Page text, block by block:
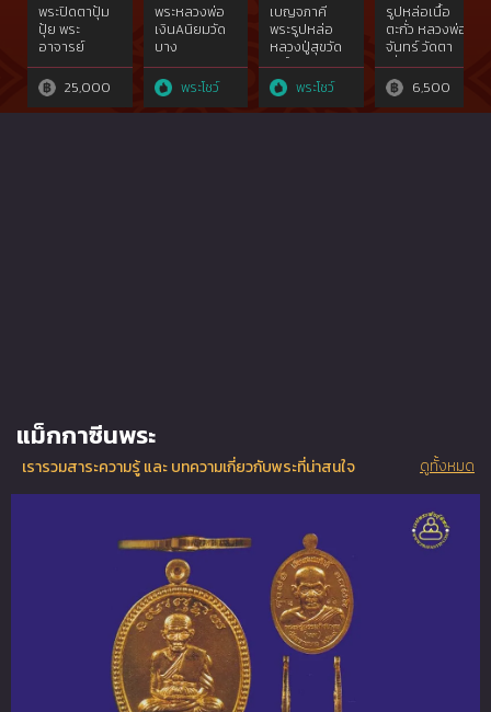
พระปิดตาปุ้ม
ปุ้ย พระ
อาจารย์
อดิเรก วัด
หนองทราย
25,000
พระหลวงพ่อ
เงินAนิยมวัด
บาง
คลานฯ,องค์
ที่2จอบยุค
ต้น๒๔๕๐
จ.พิจิตรที่ไม่
พระโชว์
เบญจภาคี
พระรูปหล่อ
หลวงปู่สุขวัด
โพธิ์ทรายทอง
รุ่นแรก เนื้อ
เงิน ปี2498-
03พิมพ์
พระโชว์
รูปหล่อเนื้อ
ตะกั่ว หลวงพ่อ
จันทร์ วัดตา
เจี่ย
6,500
แม็กกาซีนพระ
เรารวมสาระความรู้ และ บทความเกี่ยวกับพระที่น่าสนใจ ดูทั้งหมด